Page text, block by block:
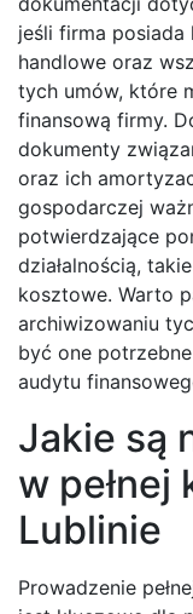
jeśli firma posiada
handlowe oraz
tych umów, które
finansową firmy.
dokumenty
oraz ich
gospodarczej
potwierdzające
działalnością,
kosztowe. Warto
archiwizowaniu
być one
audytu
Jakie są
w pełnej
Lublinie
Prowadzenie